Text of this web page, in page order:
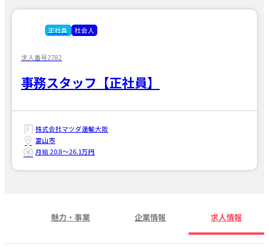
正社員 社会人
求人番号2782
事務スタッフ【正社員】
株式会社マツダ運輸大阪
富山市
月給 20.8〜26.1万円
魅力・事業 企業情報 求人情報